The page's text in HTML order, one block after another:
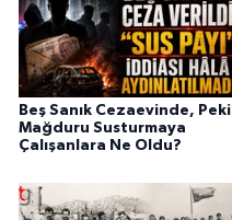
Beş Sanık Cezaevinde, Peki
Mağduru Susturmaya
Çalışanlara Ne Oldu?